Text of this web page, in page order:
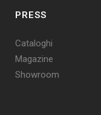
PRESS
Cataloghi
Magazine
Showroom